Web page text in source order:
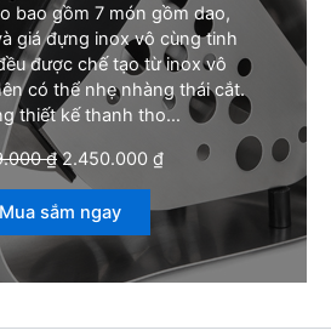
bao gồm 7 món gồm dao,
giá đựng inox vô cùng tinh
được chế tạo từ inox vô
có thể nhẹ nhàng thái cắt.
thiết kế thanh tho…
₫G
i
g
ố
l
2.450.000 ₫G
h
ệ
n
Mua sắm ngay